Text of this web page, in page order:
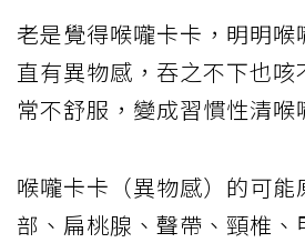
老是覺得喉嚨卡卡，明明
直有異物感，吞之不下也咳
常不舒服，變成習慣性清喉
喉嚨卡卡（異物感）的可能
部、扁桃腺、聲帶、頸椎、